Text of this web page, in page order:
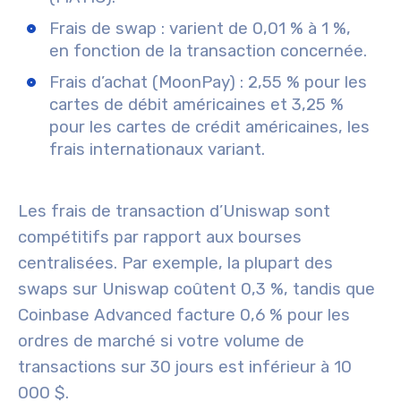
Frais de swap : varient de 0,01 % à 1 %,
en fonction de la transaction concernée.
Frais d’achat (MoonPay) : 2,55 % pour les
cartes de débit américaines et 3,25 %
pour les cartes de crédit américaines, les
frais internationaux variant.
Les frais de transaction d’Uniswap sont
compétitifs par rapport aux bourses
centralisées. Par exemple, la plupart des
swaps sur Uniswap coûtent 0,3 %, tandis que
Coinbase Advanced facture 0,6 % pour les
ordres de marché si votre volume de
transactions sur 30 jours est inférieur à 10
000 $.